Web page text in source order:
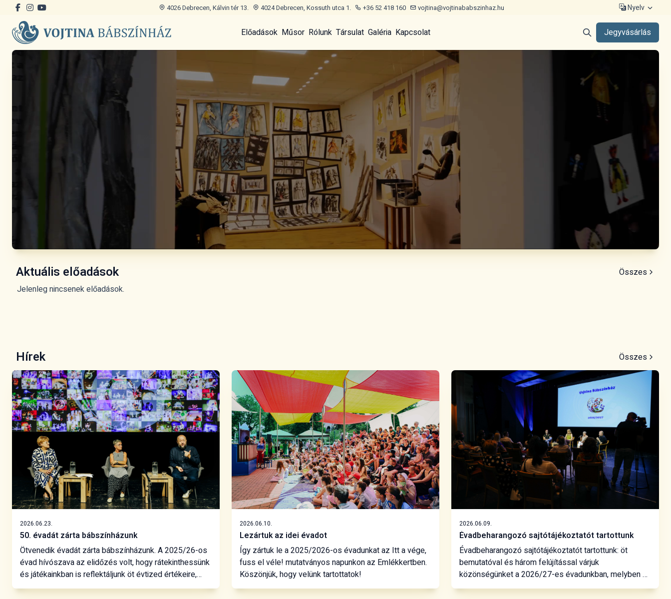
4026 Debrecen, Kálvin tér 13. 4024 Debrecen, Kossuth utca 1. +36 52 418 160 vojtina@vojtinababszinhaz.hu Nyelv
Jegyvásárlás
Előadások Műsor Rólunk Társulat Galéria Kapcsolat
Aktuális előadások
Összes
Jelenleg nincsenek előadások.
Hírek Összes
2026.06.23.
50. évadát zárta bábszínházunk
Ötvenedik évadát zárta bábszínházunk. A 2025/26-os
évad hívószava az elidőzés volt, hogy rátekinthessünk
és játékainkban is reflektáljunk öt évtized értékeire,
tapasztalataira, megmutathassuk a társulat
2026.06.10.
Lezártuk az idei évadot
Így zártuk le a 2025/2026-os évadunkat az Itt a vége,
fuss el véle! mutatványos napunkon az Emlékkertben.
Köszönjük, hogy velünk tartottatok!
2026.06.09.
Évadbeharangozó sajtótájékoztatót tartottunk
Évadbeharangozó sajtótájékoztatót tartottunk: öt
bemutatóval és három felújítással várjuk
közönségünket a 2026/27-es évadunkban, melyben a
műfaji és a technikai sokszínűség képezi az alapot, két